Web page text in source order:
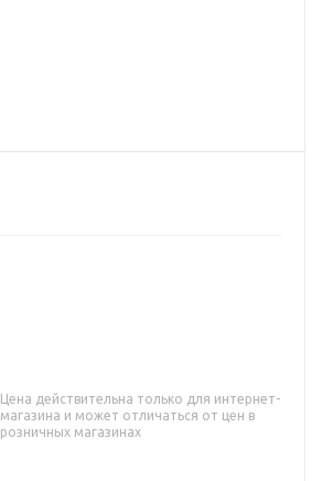
Цена действительна только для интернет-
магазина и может отличаться от цен в
розничных магазинах